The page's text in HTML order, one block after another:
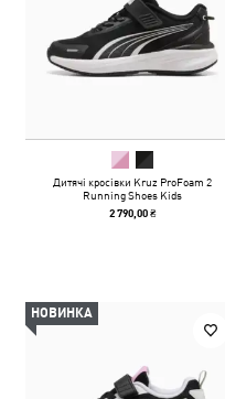
Дитячі кросівки Kruz ProFoam 2
Running Shoes Kids
2 790,00 ₴
НОВИНКА